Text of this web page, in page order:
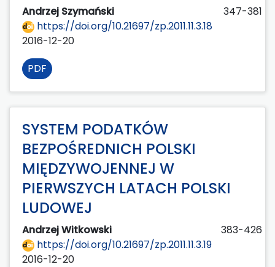
Andrzej Szymański
347-381
https://doi.org/10.21697/zp.2011.11.3.18
2016-12-20
PDF
SYSTEM PODATKÓW
BEZPOŚREDNICH POLSKI
MIĘDZYWOJENNEJ W
PIERWSZYCH LATACH POLSKI
LUDOWEJ
Andrzej Witkowski
383-426
https://doi.org/10.21697/zp.2011.11.3.19
2016-12-20